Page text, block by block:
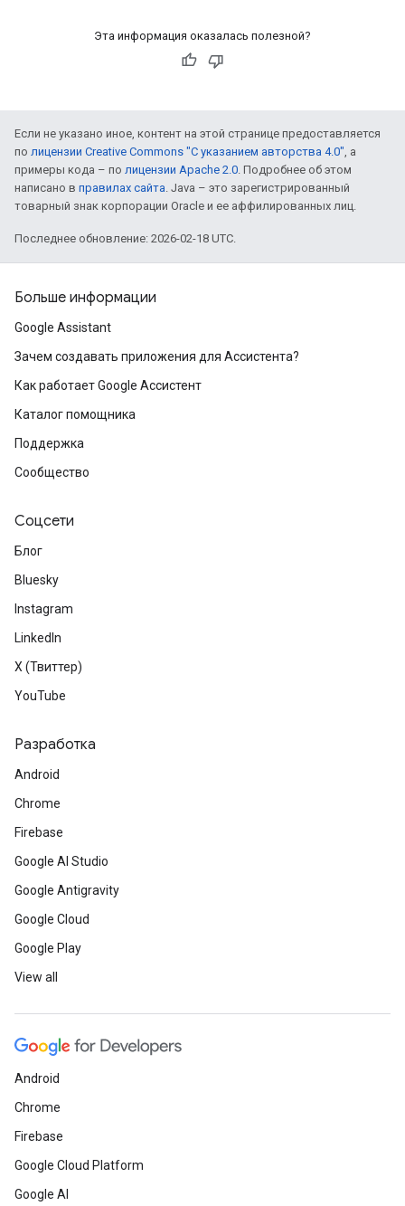
Эта информация оказалась полезной?
Если не указано иное, контент на этой странице предоставляется
по лицензии Creative Commons "С указанием авторства 4.0", а
примеры кода – по лицензии Apache 2.0. Подробнее об этом
написано в правилах сайта. Java – это зарегистрированный
товарный знак корпорации Oracle и ее аффилированных лиц.
Последнее обновление: 2026-02-18 UTC.
Больше информации
Google Assistant
Зачем создавать приложения для Ассистента?
Как работает Google Ассистент
Каталог помощника
Поддержка
Сообщество
Соцсети
Блог
Bluesky
Instagram
LinkedIn
X (Твиттер)
YouTube
Разработка
Android
Chrome
Firebase
Google AI Studio
Google Antigravity
Google Cloud
Google Play
View all
Android
Chrome
Firebase
Google Cloud Platform
Google AI